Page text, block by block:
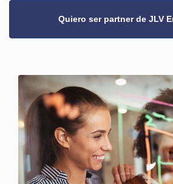
Quiero ser partner de JLV